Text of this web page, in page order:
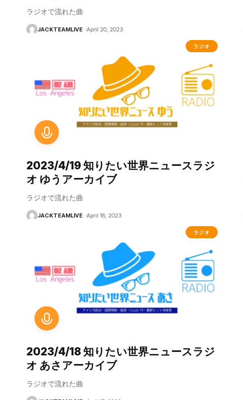
ラジオで流れた曲
JACKTEAMLIVE April 20, 2023
ラジオ
2023/4/19 知りたい世界ニュースラジ
オ ゆうアーカイブ
ラジオで流れた曲
JACKTEAMLIVE April 18, 2023
ラジオ
2023/4/18 知りたい世界ニュースラジ
オ あさアーカイブ
ラジオで流れた曲